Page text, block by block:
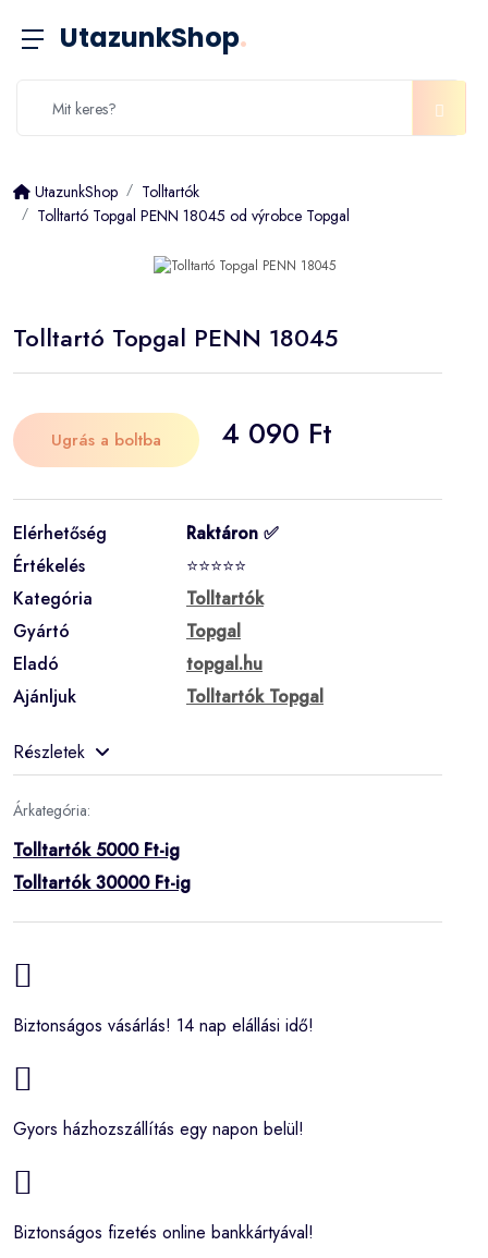
UtazunkShop.
UtazunkShop
Tolltartók
Tolltartó Topgal PENN 18045 od výrobce Topgal
Tolltartó Topgal PENN 18045
Ugrás a boltba 4 090 Ft
Elérhetőség
Raktáron ✅
Értékelés
⭐⭐⭐⭐⭐
Kategória
Tolltartók
Gyártó
Topgal
Eladó
topgal.hu
Ajánljuk
Tolltartók Topgal
Részletek
Árkategória:
Tolltartók 5000 Ft-ig
Tolltartók 30000 Ft-ig
Biztonságos vásárlás! 14 nap elállási idő!
Gyors házhozszállítás egy napon belül!
Biztonságos fizetés online bankkártyával!